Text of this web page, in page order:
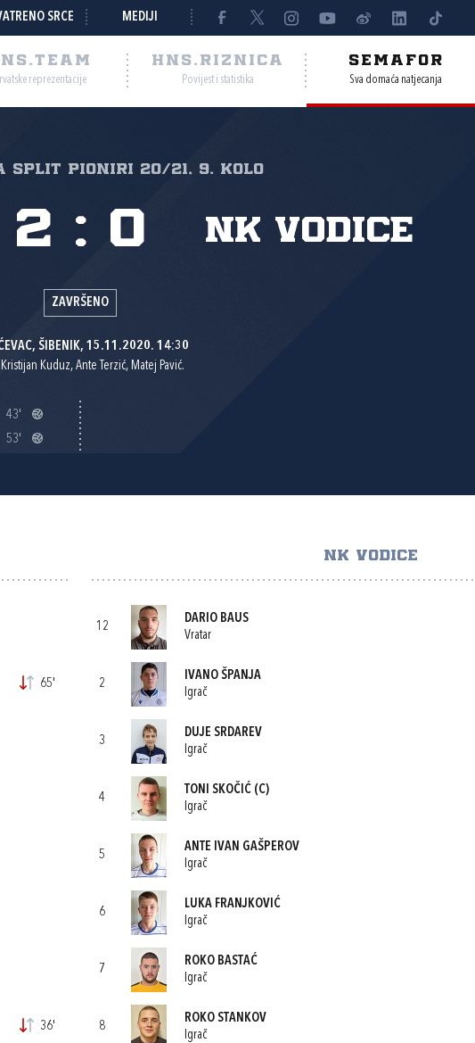
SRCE MEDIJI
reprezentacije
HNS.RIZNICA
Povijest i statistika
SEMAFOR
Sva domaća natjecanja
SPLIT Pioniri 20/21, 9. kolo
NK Vodice
2 : 0
ZAVRŠENO
ŠIBENIK, 15.11.2020. 14:30
Kuduz, Ante Terzić, Matej Pavić.
43'
53'
65'
36'
NK VODICE
12
DARIO BAUS
Vratar
2
IVANO ŠPANJA
Igrač
3
DUJE SRDAREV
Igrač
4
TONI SKOČIĆ(C)
Igrač
5
ANTE IVAN GAŠPEROV
Igrač
6
LUKA FRANJKOVIĆ
Igrač
7
ROKO BASTAĆ
Igrač
8
ROKO STANKOV
Igrač